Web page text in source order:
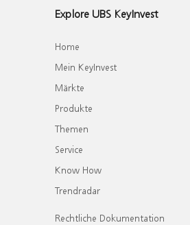
Explore UBS KeyInvest
Home
Mein KeyInvest
Märkte
Produkte
Themen
Service
Know How
Trendradar
Rechtliche Dokumentation